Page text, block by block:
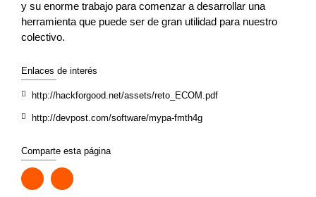
y su enorme trabajo para comenzar a desarrollar una
herramienta que puede ser de gran utilidad para nuestro
colectivo.
Enlaces de interés
http://hackforgood.net/assets/reto_ECOM.pdf
http://devpost.com/software/mypa-fmth4g
Comparte esta página